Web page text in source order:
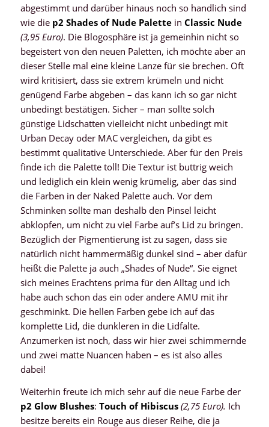
abgestimmt und darüber hinaus noch so handlich sind
wie die p2 Shades of Nude Palettein Classic Nude
(3,95 Euro). Die Blogosphäre ist ja gemeinhin nicht so
begeistert von den neuen Paletten, ich möchte aber an
dieser Stelle mal eine kleine Lanze für sie brechen. Oft
wird kritisiert, dass sie extrem krümeln und nicht
genügend Farbe abgeben – das kann ich so gar nicht
unbedingt bestätigen. Sicher – man sollte solch
günstige Lidschatten vielleicht nicht unbedingt mit
Urban Decay oder MAC vergleichen, da gibt es
bestimmt qualitative Unterschiede. Aber für den Preis
finde ich die Palette toll! Die Textur ist buttrig weich
und lediglich ein klein wenig krümelig, aber das sind
die Farben in der Naked Palette auch. Vor dem
Schminken sollte man deshalb den Pinsel leicht
abklopfen, um nicht zu viel Farbe auf’s Lid zu bringen.
Bezüglich der Pigmentierung ist zu sagen, dass sie
natürlich nicht hammermäßig dunkel sind – aber dafür
heißt die Palette ja auch „Shades of Nude“. Sie eignet
sich meines Erachtens prima für den Alltag und ich
habe auch schon das ein oder andere AMU mit ihr
geschminkt. Die hellen Farben gebe ich auf das
komplette Lid, die dunkleren in die Lidfalte.
Anzumerken ist noch, dass wir hier zwei schimmernde
und zwei matte Nuancen haben – es ist also alles
dabei!
Weiterhin freute ich mich sehr auf die neue Farbe der
p2 Glow Blushes: Touch of Hibiscus (2,75 Euro). Ich
besitze bereits ein Rouge aus dieser Reihe, die ja